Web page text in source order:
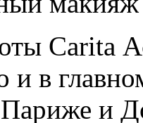
Carita
и в
и